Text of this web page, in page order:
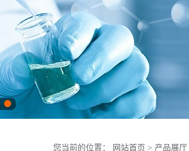
您当前的位置： 网站首页 > 产品展厅